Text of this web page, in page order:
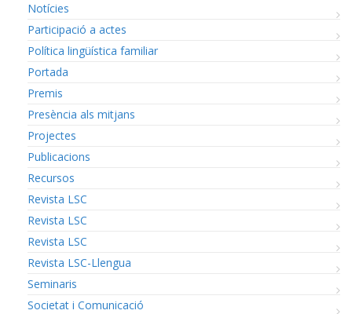
Notícies
Participació a actes
Política lingüística familiar
Portada
Premis
Presència als mitjans
Projectes
Publicacions
Recursos
Revista LSC
Revista LSC
Revista LSC
Revista LSC-Llengua
Seminaris
Societat i Comunicació